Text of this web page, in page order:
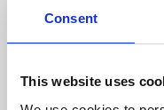
Consent
This website uses
Entdecke die Effekte
liegt beim Ranking in
Geheimnis? Eine